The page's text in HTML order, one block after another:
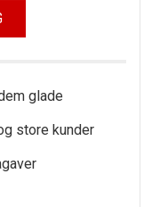
glade
store kunder